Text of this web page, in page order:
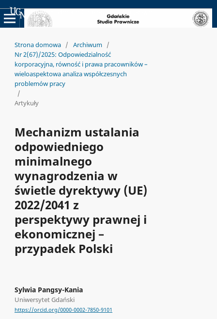
Uniwersyteckie Czasopisma Naukowe
Strona domowa / Archiwum /
Nr 2(67)/2025: Odpowiedzialność
korporacyjna, równość i prawa pracowników –
wieloaspektowa analiza współczesnych
problemów pracy
/
Artykuły
Mechanizm ustalania
odpowiedniego
minimalnego
wynagrodzenia w
świetle dyrektywy (UE)
2022/2041 z
perspektywy prawnej i
ekonomicznej –
przypadek Polski
Sylwia Pangsy-Kania
Uniwersytet Gdański
https://orcid.org/0000-0002-7850-9101